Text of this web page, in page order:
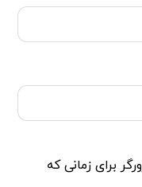
برای زمانی که